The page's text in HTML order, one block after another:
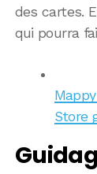
des cartes.
qui pourra
Store